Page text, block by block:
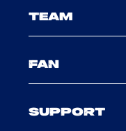
TEAM
FAN
SUPPORT